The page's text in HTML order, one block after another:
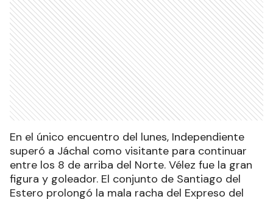
En el único encuentro del lunes, Independiente
superó a Jáchal como visitante para continuar
entre los 8 de arriba del Norte. Vélez fue la gran
figura y goleador. El conjunto de Santiago del
Estero prolongó la mala racha del Expreso del